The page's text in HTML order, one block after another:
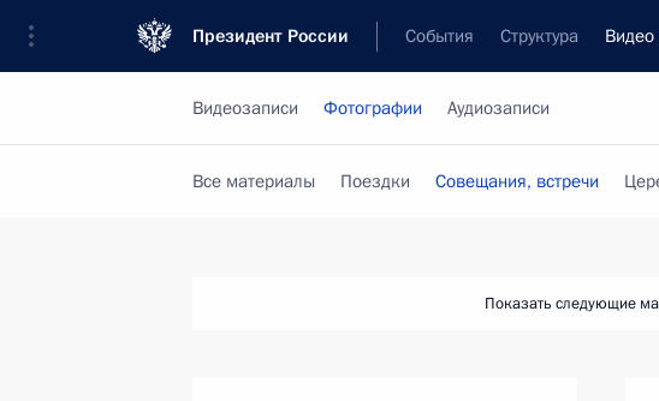
Президент России События Структура Видео
Видеозаписи Фотографии Аудиозаписи
Все материалы Поездки Совещания, встречи
Показать следующие